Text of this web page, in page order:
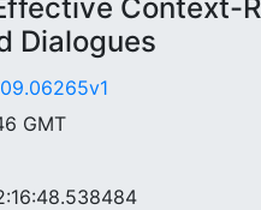
Dialogues
GMT